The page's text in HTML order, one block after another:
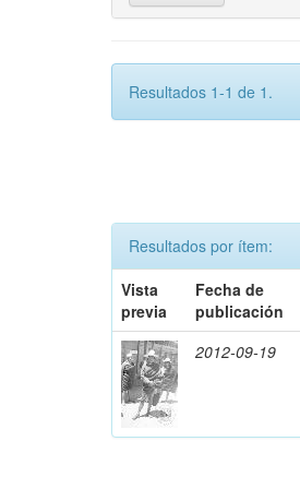
Resultados 1-1 de 1.
Resultados por ítem:
Vista
previa
Fecha de
publicación
2012-09-19